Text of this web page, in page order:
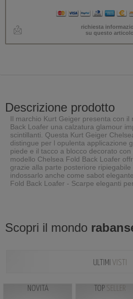
richiesta
su questo articolo
Descrizione prodotto
Il marchio Kurt Geiger presenta con il
Back Loafer una calzatura glamour
scintillanti. Questa Kurt Geiger
distingue per l opulenta applicazione
piede e il tacco a blocco decorato
modello Chelsea Fold Back Loafer
grazie alla parte posteriore
indossarlo anche come sabot
Fold Back Loafer - Scarpe eleganti
Scopri il mondo
ULTIMI VISTI
NOVITÀ TOP SELLER